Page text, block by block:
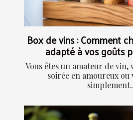
Box de vins : Comment
adapté à vos goûts
Vous êtes un amateur de vin,
soirée en amoureux ou